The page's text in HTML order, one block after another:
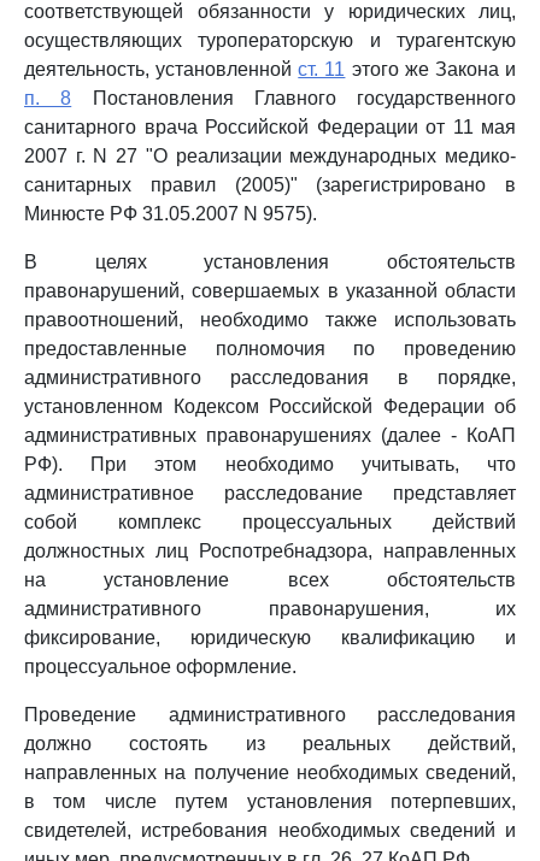
соответствующей обязанности у юридических лиц,
осуществляющих туроператорскую и турагентскую
деятельность, установленнойст. 11 этого же Закона и
п. 8 Постановления Главного государственного
санитарного врача Российской Федерации от 11 мая
2007 г. N 27 "О реализации международных медико-
санитарных правил (2005)" (зарегистрировано в
Минюсте РФ 31.05.2007 N 9575).
В целях установления обстоятельств
правонарушений, совершаемых в указанной области
правоотношений, необходимо также использовать
предоставленные полномочия по проведению
административного расследования в порядке,
установленном Кодексом Российской Федерации об
административных правонарушениях (далее - КоАП
РФ). При этом необходимо учитывать, что
административное расследование представляет
собой комплекс процессуальных действий
должностных лиц Роспотребнадзора, направленных
на установление всех обстоятельств
административного правонарушения, их
фиксирование, юридическую квалификацию и
процессуальное оформление.
Проведение административного расследования
должно состоять из реальных действий,
направленных на получение необходимых сведений,
в том числе путем установления потерпевших,
свидетелей, истребования необходимых сведений и